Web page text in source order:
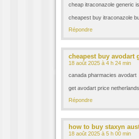
cheap itraconazole generic
cheapest buy itraconazole
Répondre
cheapest buy avodart
18 août 2025 à 4 h 24 min
canada pharmacies avodart
get avodart price netherlands
Répondre
how to buy staxyn
18 août 2025 à 5 h 00 min